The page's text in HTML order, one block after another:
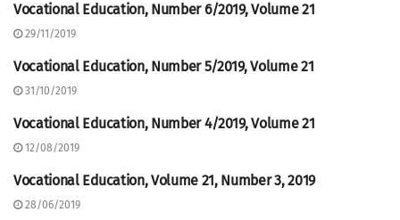
CONTENTS OF VOCATIONAL
Vocational Education, Number 6/2019, Volume 21
29/11/2019
CONTENTS OF VOCATIONAL
Vocational Education, Number 5/2019, Volume 21
31/10/2019
CONTENTS OF VOCATIONAL
Vocational Education, Number 4/2019, Volume 21
12/08/2019
CONTENTS OF VOCATIONAL
Vocational Education, Volume 21, Number 3, 2019
28/06/2019